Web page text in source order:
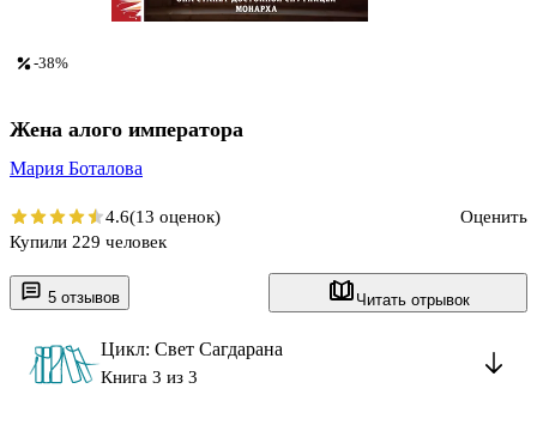
5 отзывов Читать отрывок
Цикл: Свет Сагдарана
Книга 3 из 3
-38%
Жена алого императора
Мария Боталова
4.6(13 оценок)
Оценить
Купили 229 человек